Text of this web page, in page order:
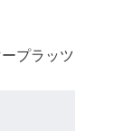
プラッツ